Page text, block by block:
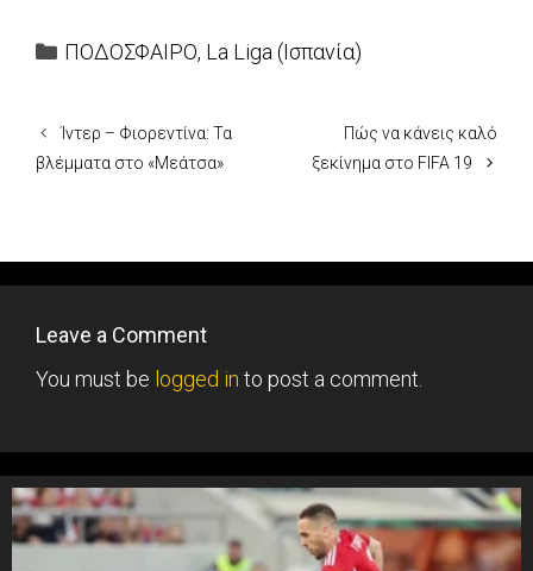
Categories
ΠΟΔΟΣΦΑΙΡΟ, La Liga (Ισπανία)
Ίντερ – Φιορεντίνα: Τα
βλέμματα στο «Μεάτσα»
Πώς να κάνεις καλό
ξεκίνημα στο FIFA 19
Leave a Comment
You must be logged in to post a comment.